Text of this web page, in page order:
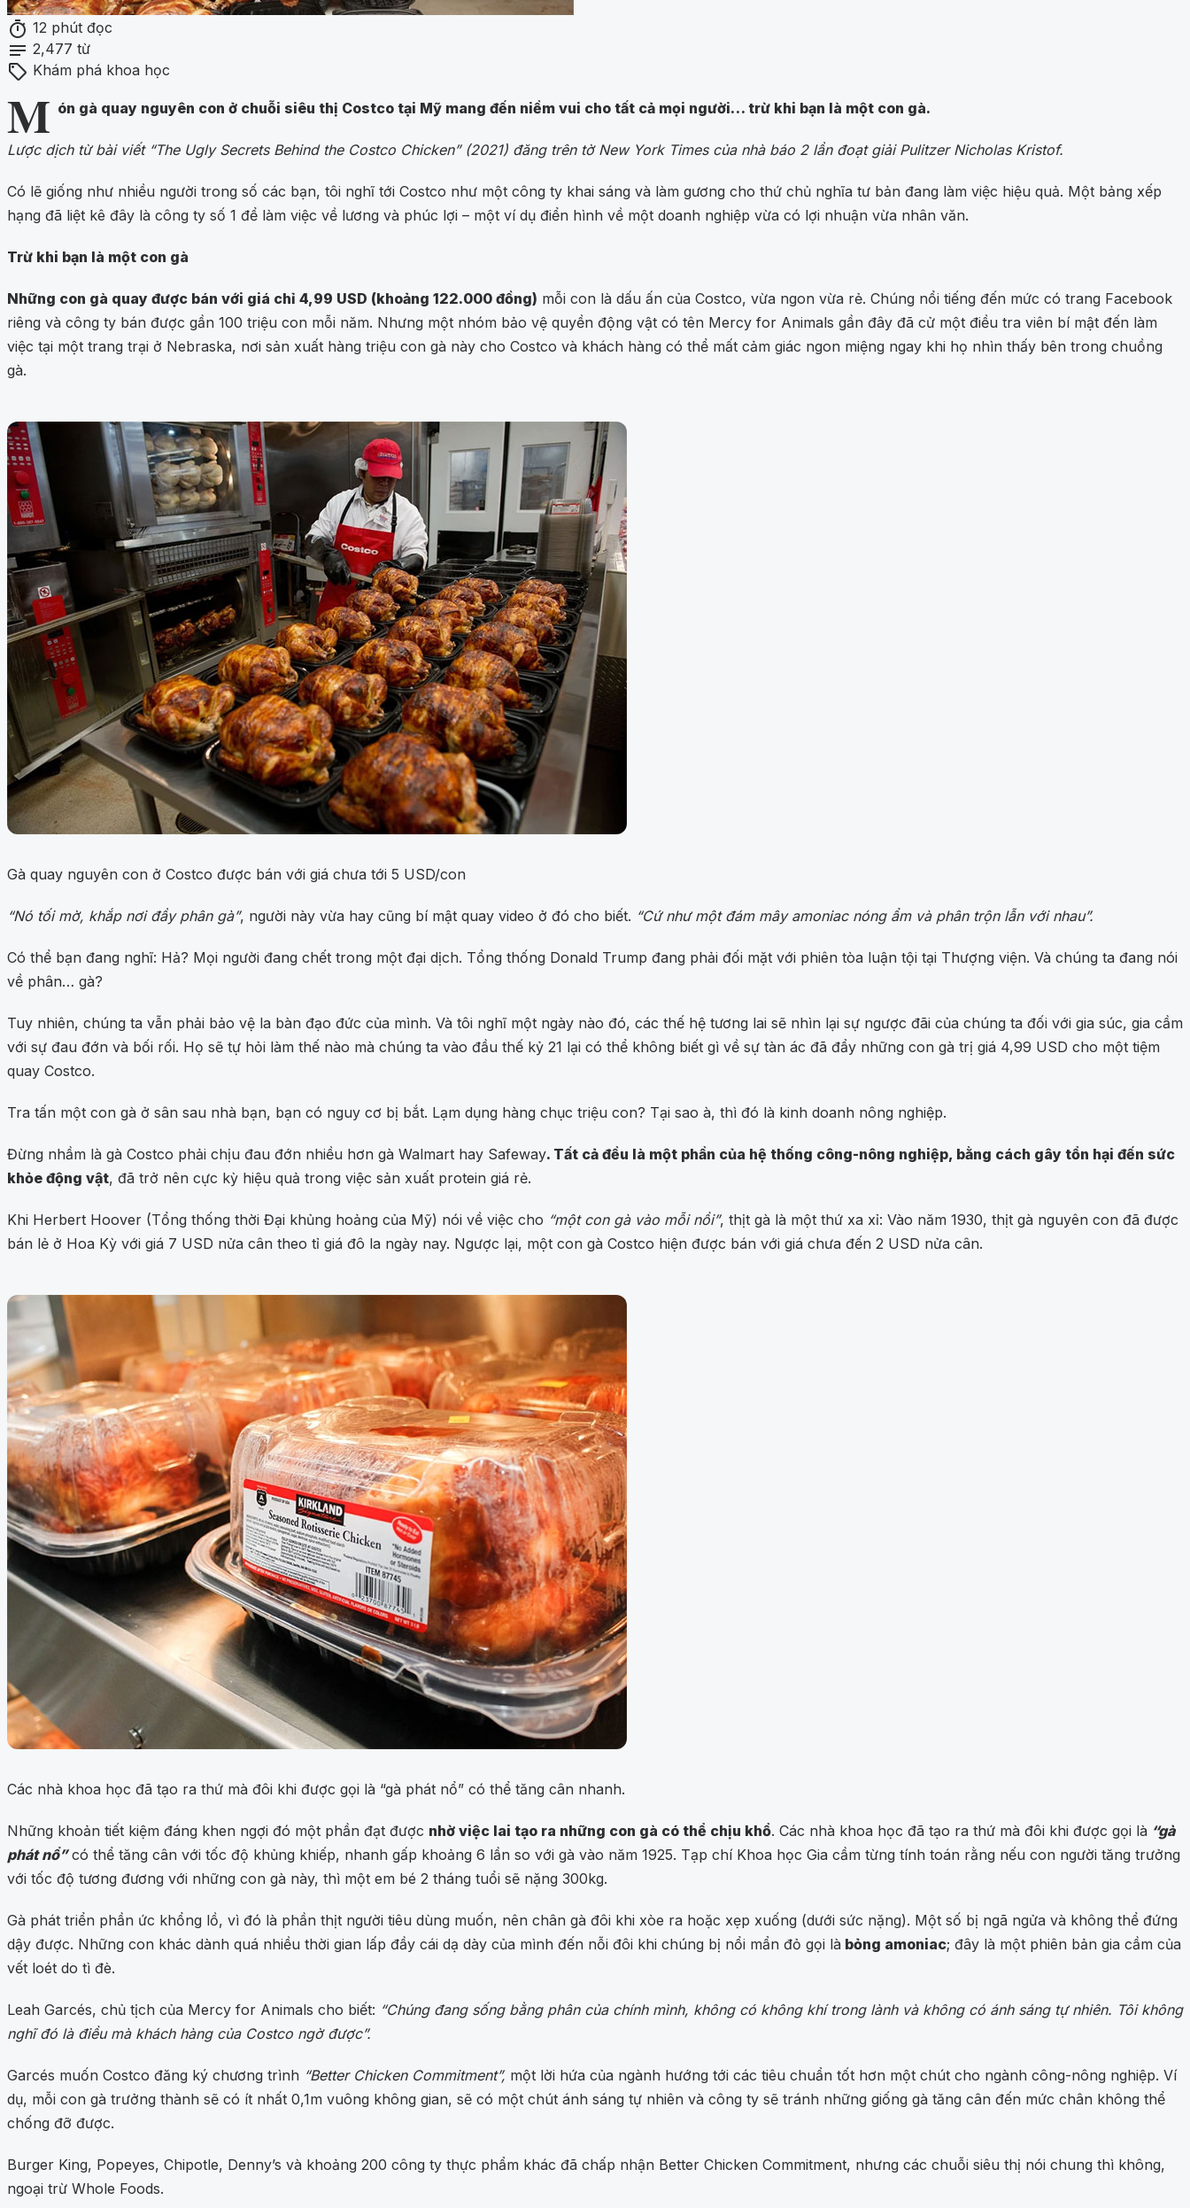
timer 12 phút đọc
notes 2,477 từ
sell Khám phá khoa học
M ón gà quay nguyên con ở chuỗi siêu thị Costco tại Mỹ mang đến niềm vui cho tất cả mọi người… trừ khi bạn là một con gà.
Lược dịch từ bài viết “The Ugly Secrets Behind the Costco Chicken” (2021) đăng trên tờ New York Times của nhà báo 2 lần đoạt giải Pulitzer Nicholas Kristof.
Có lẽ giống như nhiều người trong số các bạn, tôi nghĩ tới Costco như một công ty khai sáng và làm gương cho thứ chủ nghĩa tư bản đang làm việc hiệu quả. Một bảng xếp
hạng đã liệt kê đây là công ty số 1 để làm việc về lương và phúc lợi – một ví dụ điển hình về một doanh nghiệp vừa có lợi nhuận vừa nhân văn.
Trừ khi bạn là một con gà
Những con gà quay được bán với giá chỉ 4,99 USD (khoảng 122.000 đồng) mỗi con là dấu ấn của Costco, vừa ngon vừa rẻ. Chúng nổi tiếng đến mức có trang Facebook
riêng và công ty bán được gần 100 triệu con mỗi năm. Nhưng một nhóm bảo vệ quyền động vật có tên Mercy for Animals gần đây đã cử một điều tra viên bí mật đến làm
việc tại một trang trại ở Nebraska, nơi sản xuất hàng triệu con gà này cho Costco và khách hàng có thể mất cảm giác ngon miệng ngay khi họ nhìn thấy bên trong chuồng
gà.
Gà quay nguyên con ở Costco được bán với giá chưa tới 5 USD/con
“Nó tối mờ, khắp nơi đầy phân gà”, người này vừa hay cũng bí mật quay video ở đó cho biết. “Cứ như một đám mây amoniac nóng ẩm và phân trộn lẫn với nhau”.
Có thể bạn đang nghĩ: Hả? Mọi người đang chết trong một đại dịch. Tổng thống Donald Trump đang phải đối mặt với phiên tòa luận tội tại Thượng viện. Và chúng ta đang nói
về phân… gà?
Tuy nhiên, chúng ta vẫn phải bảo vệ la bàn đạo đức của mình. Và tôi nghĩ một ngày nào đó, các thế hệ tương lai sẽ nhìn lại sự ngược đãi của chúng ta đối với gia súc, gia cầm
với sự đau đớn và bối rối. Họ sẽ tự hỏi làm thế nào mà chúng ta vào đầu thế kỷ 21 lại có thể không biết gì về sự tàn ác đã đẩy những con gà trị giá 4,99 USD cho một tiệm
quay Costco.
Tra tấn một con gà ở sân sau nhà bạn, bạn có nguy cơ bị bắt. Lạm dụng hàng chục triệu con? Tại sao à, thì đó là kinh doanh nông nghiệp.
Đừng nhầm là gà Costco phải chịu đau đớn nhiều hơn gà Walmart hay Safeway. Tất cả đều là một phần của hệ thống công-nông nghiệp, bằng cách gây tổn hại đến sức
khỏe động vật, đã trở nên cực kỳ hiệu quả trong việc sản xuất protein giá rẻ.
Khi Herbert Hoover (Tổng thống thời Đại khủng hoảng của Mỹ) nói về việc cho “một con gà vào mỗi nồi”, thịt gà là một thứ xa xỉ: Vào năm 1930, thịt gà nguyên con đã được
bán lẻ ở Hoa Kỳ với giá 7 USD nửa cân theo tỉ giá đô la ngày nay. Ngược lại, một con gà Costco hiện được bán với giá chưa đến 2 USD nửa cân.
Các nhà khoa học đã tạo ra thứ mà đôi khi được gọi là “gà phát nổ” có thể tăng cân nhanh.
Những khoản tiết kiệm đáng khen ngợi đó một phần đạt được nhờ việc lai tạo ra những con gà có thể chịu khổ. Các nhà khoa học đã tạo ra thứ mà đôi khi được gọi là “gà
phát nổ”có thể tăng cân với tốc độ khủng khiếp, nhanh gấp khoảng 6 lần so với gà vào năm 1925. Tạp chí Khoa học Gia cầm từng tính toán rằng nếu con người tăng trưởng
với tốc độ tương đương với những con gà này, thì một em bé 2 tháng tuổi sẽ nặng 300kg.
Gà phát triển phần ức khổng lồ, vì đó là phần thịt người tiêu dùng muốn, nên chân gà đôi khi xòe ra hoặc xẹp xuống (dưới sức nặng). Một số bị ngã ngửa và không thể đứng
dậy được. Những con khác dành quá nhiều thời gian lấp đầy cái dạ dày của mình đến nỗi đôi khi chúng bị nổi mẩn đỏ gọi là bỏng amoniac; đây là một phiên bản gia cầm của
vết loét do tì đè.
Leah Garcés, chủ tịch của Mercy for Animals cho biết: “Chúng đang sống bằng phân của chính mình, không có không khí trong lành và không có ánh sáng tự nhiên. Tôi không
nghĩ đó là điều mà khách hàng của Costco ngờ được”.
Garcés muốn Costco đăng ký chương trình “Better Chicken Commitment”, một lời hứa của ngành hướng tới các tiêu chuẩn tốt hơn một chút cho ngành công-nông nghiệp. Ví
dụ, mỗi con gà trưởng thành sẽ có ít nhất 0,1m vuông không gian, sẽ có một chút ánh sáng tự nhiên và công ty sẽ tránh những giống gà tăng cân đến mức chân không thể
chống đỡ được.
Burger King, Popeyes, Chipotle, Denny’s và khoảng 200 công ty thực phẩm khác đã chấp nhận Better Chicken Commitment, nhưng các chuỗi siêu thị nói chung thì không,
ngoại trừ Whole Foods.